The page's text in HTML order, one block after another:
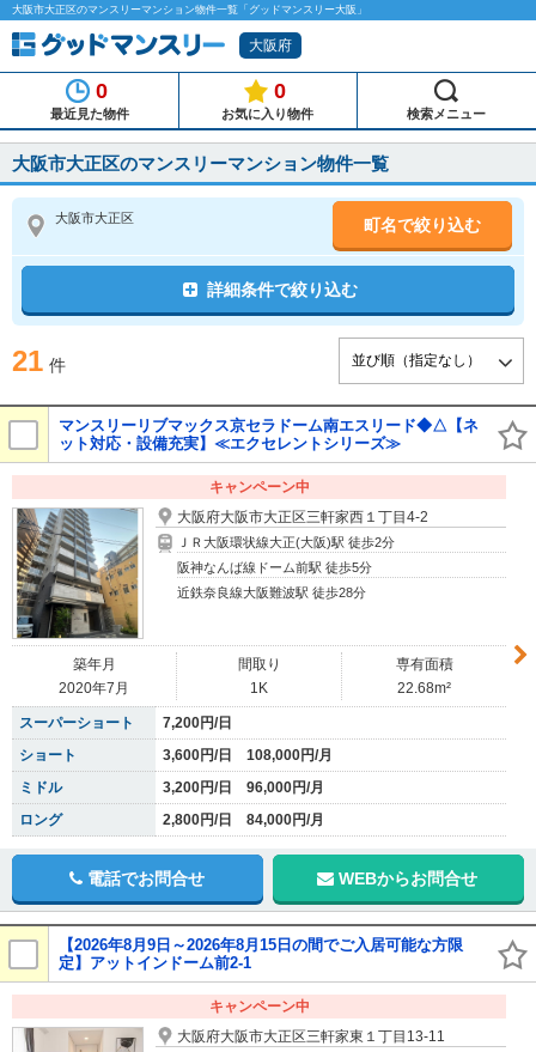
大阪市大正区のマンスリーマンション物件一覧「グッドマンスリー大阪」
大阪府
0
最近見た物件
0
お気に入り物件 検索メニュー
大阪市大正区のマンスリーマンション物件一覧
大阪市大正区 町名で絞り込む
詳細条件で絞り込む
21 件
マンスリーリブマックス京セラドーム南エスリード◆△【ネ
ット対応・設備充実】≪エクセレントシリーズ≫
キャンペーン中
大阪府大阪市大正区三軒家西１丁目4-2
ＪＲ大阪環状線大正(大阪)駅 徒歩2分
阪神なんば線ドーム前駅 徒歩5分
近鉄奈良線大阪難波駅 徒歩28分
築年月
2020年7月
間取り
1K
専有面積
22.68m²
スーパーショート
7,200円/日
ショート
3,600円/日 108,000円/月
ミドル
3,200円/日 96,000円/月
ロング
2,800円/日 84,000円/月
電話でお問合せ WEBからお問合せ
【2026年8月9日～2026年8月15日の間でご入居可能な方限
定】アットインドーム前2-1
キャンペーン中
大阪府大阪市大正区三軒家東１丁目13-11